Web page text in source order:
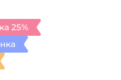
25%